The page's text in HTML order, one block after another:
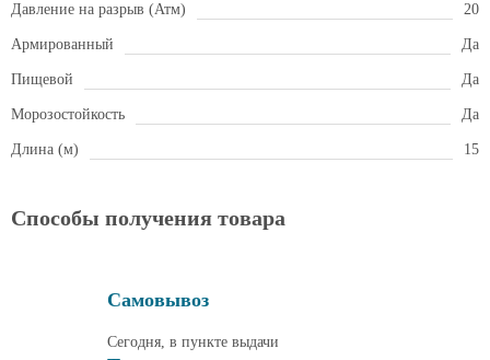
Давление на разрыв (Атм) 20
Армированный Да
Пищевой Да
Морозостойкость Да
Длина (м) 15
Способы получения товара
Самовывоз
Сегодня, в пункте выдачи